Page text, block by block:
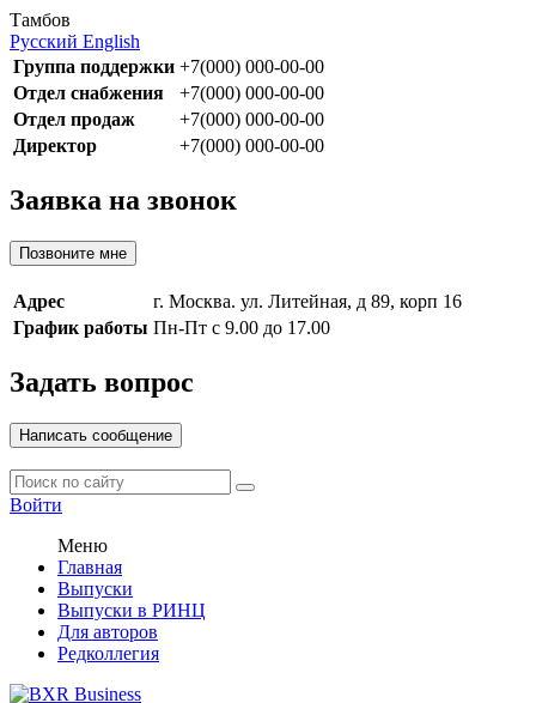
Тамбов
Русский English
Группа поддержки +7(000) 000-00-00
Отдел снабжения
+7(000) 000-00-00
Отдел продаж
+7(000) 000-00-00
Директор
+7(000) 000-00-00
Заявка на звонок
Позвоните мне
Адрес
г. Москва. ул. Литейная, д 89, корп 16
График работы Пн-Пт с 9.00 до 17.00
Задать вопрос
Написать сообщение
Войти
Меню
Главная
Выпуски
Выпуски в РИНЦ
Для авторов
Редколлегия